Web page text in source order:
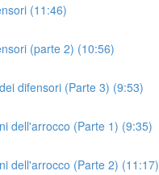
(11:46)
(parte 2) (10:56)
difensori (Parte 3) (9:53)
dell'arrocco (Parte 1) (9:35)
dell'arrocco (Parte 2) (11:17)